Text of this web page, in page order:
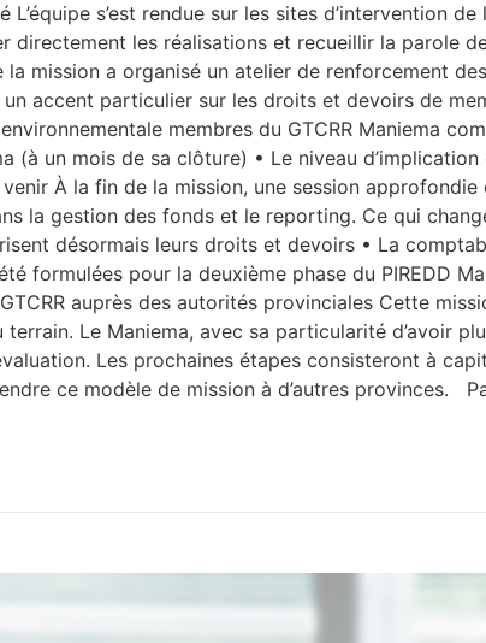
s’est rendue sur les sites d’intervention de
directement les réalisations et recueillir la parole
mission a organisé un atelier de renforcement
accent particulier sur les droits et devoirs de
membres du GTCRR Maniema
(à un mois de sa clôture) • Le niveau
À la fin de la mission, une session
la gestion des fonds et le reporting. Ce qui
désormais leurs droits et devoirs • La
formulées pour la deuxième phase du PIREDD
auprès des autorités provinciales Cette
Le Maniema, avec sa particularité d’avoir
Les prochaines étapes consisteront à
ce modèle de mission à d’autres provinces.